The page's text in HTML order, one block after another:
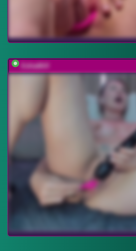
EditaMilf